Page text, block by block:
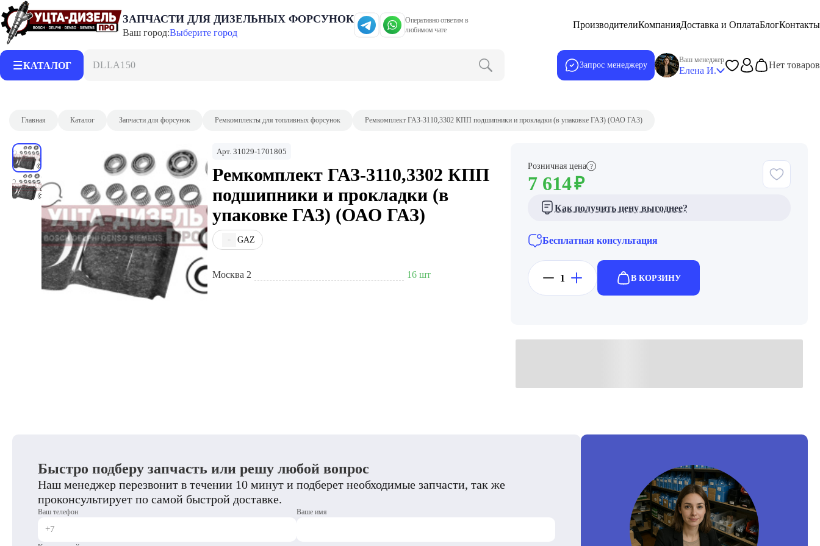
ЗАПЧАСТИ ДЛЯ ДИЗЕЛЬНЫХ ФОРСУНОК
Ваш город:Выберите город
Оперативно ответим в
любимом чате
ПроизводителиКомпанияДоставка и ОплатаБлогКонтакты
КАТАЛОГ DLLA150P21 Запрос менеджеру
Ваш менеджер
Елена И.
Нет товаров
Главная Каталог Запчасти для форсунок Ремкомплекты для топливных форсунок Ремкомплект ГАЗ-3110,3302 КПП подшипники и прокладки (в упаковке ГАЗ) (ОАО ГАЗ)
Розничная цена ?
7 614₽
Как получить цену выгоднее?
Бесплатная консультация
В КОРЗИНУ
Арт. 31029-1701805
Ремкомплект ГАЗ-3110,3302 КПП
подшипники и прокладки (в
упаковке ГАЗ) (ОАО ГАЗ)
GAZ
Москва 2 16 шт
Быстро подберу запчасть или решу любой вопрос
Наш менеджер перезвонит в течении 10 минут и подберет необходимые запчасти, так же
проконсультирует по самой быстрой доставке.
Ваш телефон Ваше имя